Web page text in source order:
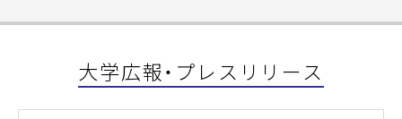
大学広報・プレスリリース